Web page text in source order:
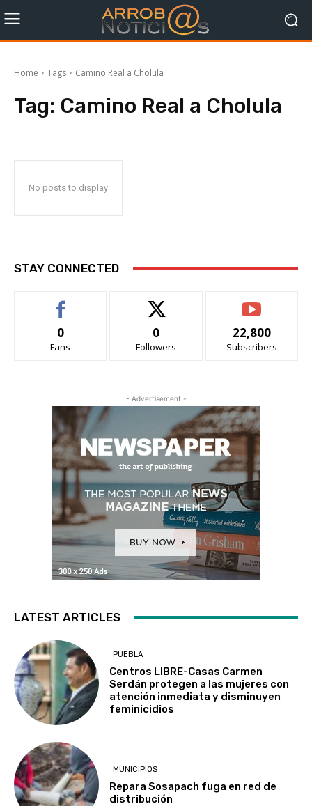
Home Tags Camino Real a Cholula
Tag: Camino Real a Cholula
No posts to display
STAY CONNECTED
0
Fans
0
Followers
22,800
Subscribers
- Advertisement -
LATEST ARTICLES
PUEBLA
Centros LIBRE-Casas Carmen
Serdán protegen a las mujeres con
atención inmediata y disminuyen
feminicidios
MUNICIPIOS
Repara Sosapach fuga en red de
distribución